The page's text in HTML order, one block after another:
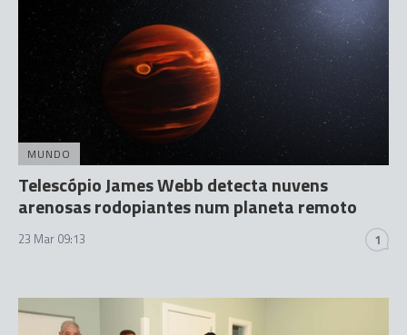
MUNDO
Telescópio James Webb detecta nuvens
arenosas rodopiantes num planeta remoto
23 Mar 09:13 1